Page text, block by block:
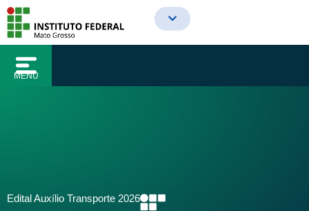
conteúdo
para
conteúdo
MENU
Edital Auxílio Transporte 2026